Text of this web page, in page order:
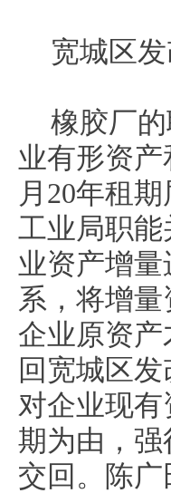
宽城区
橡胶厂
业有形资
月20年租
工业局职
业资产增
系，将增
企业原资
回宽城区
对企业现
期为由，
交回。陈